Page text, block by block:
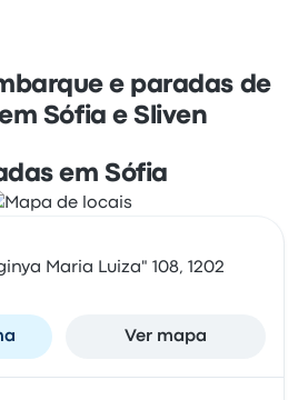
e paradas de
Sófia e Sliven
em Sófia
Maria Luiza" 108, 1202
Ver mapa